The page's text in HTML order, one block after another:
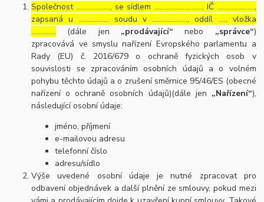
Společnost ………………., se sídlem ………………………, IČ …………………,
zapsaná u …………….. soudu v ……………….., oddíl …., vložka
………….. (dále jen „prodávající“ nebo „správce“)
zpracovává ve smyslu nařízení Evropského parlamentu a
Rady (EU) č. 2016/679 o ochraně fyzických osob v
souvislosti se zpracováním osobních údajů a o volném
pohybu těchto údajů a o zrušení směrnice 95/46/ES (obecné
nařízení o ochraně osobních údajů)(dále jen „Nařízení“),
následující osobní údaje:
jméno, příjmení
e-mailovou adresu
telefonní číslo
adresu/sídlo
Výše uvedené osobní údaje je nutné zpracovat pro
odbavení objednávek a další plnění ze smlouvy, pokud mezi